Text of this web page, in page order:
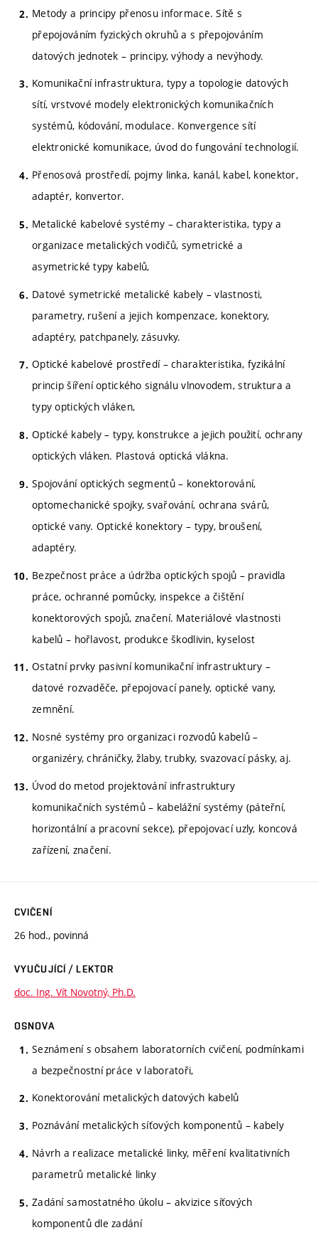
Metody a principy přenosu informace. Sítě s
přepojováním fyzických okruhů a s přepojováním
datových jednotek – principy, výhody a nevýhody.
Komunikační infrastruktura, typy a topologie datových
sítí, vrstvové modely elektronických komunikačních
systémů, kódování, modulace. Konvergence sítí
elektronické komunikace, úvod do fungování technologií.
Přenosová prostředí, pojmy linka, kanál, kabel, konektor,
adaptér, konvertor.
Metalické kabelové systémy – charakteristika, typy a
organizace metalických vodičů, symetrické a
asymetrické typy kabelů,
Datové symetrické metalické kabely – vlastnosti,
parametry, rušení a jejich kompenzace, konektory,
adaptéry, patchpanely, zásuvky.
Optické kabelové prostředí – charakteristika, fyzikální
princip šíření optického signálu vlnovodem, struktura a
typy optických vláken,
Optické kabely – typy, konstrukce a jejich použití, ochrany
optických vláken. Plastová optická vlákna.
Spojování optických segmentů – konektorování,
optomechanické spojky, svařování, ochrana svárů,
optické vany. Optické konektory – typy, broušení,
adaptéry.
Bezpečnost práce a údržba optických spojů – pravidla
práce, ochranné pomůcky, inspekce a čištění
konektorových spojů, značení. Materiálové vlastnosti
kabelů – hořlavost, produkce škodlivin, kyselost
Ostatní prvky pasivní komunikační infrastruktury –
datové rozvaděče, přepojovací panely, optické vany,
zemnění.
Nosné systémy pro organizaci rozvodů kabelů –
organizéry, chráničky, žlaby, trubky, svazovací pásky, aj.
Úvod do metod projektování infrastruktury
komunikačních systémů – kabelážní systémy (páteřní,
horizontální a pracovní sekce), přepojovací uzly, koncová
zařízení, značení.
CVIČENÍ
26 hod., povinná
VYUČUJÍCÍ / LEKTOR
doc. Ing. Vít Novotný, Ph.D.
OSNOVA
Seznámení s obsahem laboratorních cvičení, podmínkami
a bezpečnostní práce v laboratoři,
Konektorování metalických datových kabelů
Poznávání metalických síťových komponentů – kabely
Návrh a realizace metalické linky, měření kvalitativních
parametrů metalické linky
Zadání samostatného úkolu – akvizice síťových
komponentů dle zadání